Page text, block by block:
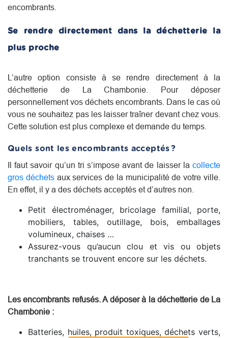
encombrants.
Se rendre directement dans la déchetterie la
plus proche
L’autre option consiste à se rendre directement à la
déchetterie de La Chambonie. Pour déposer
personnellement vos déchets encombrants. Dans le cas où
vous ne souhaitez pas les laisser traîner devant chez vous.
Cette solution est plus complexe et demande du temps.
Quels sont les encombrants acceptés ?
Il faut savoir qu’un tri s’impose avant de laisser la collecte
gros déchetsaux services de la municipalité de votre ville.
En effet, il y a des déchets acceptés et d’autres non.
Petit électroménager, bricolage familial, porte,
mobiliers, tables, outillage, bois, emballages
volumineux, chaises …
Assurez-vous qu’aucun clou et vis ou objets
tranchants se trouvent encore sur les déchets.
Les encombrants refusés. A déposer à la déchetterie de La
Chambonie :
Batteries, huiles, produit toxiques, déchets verts,